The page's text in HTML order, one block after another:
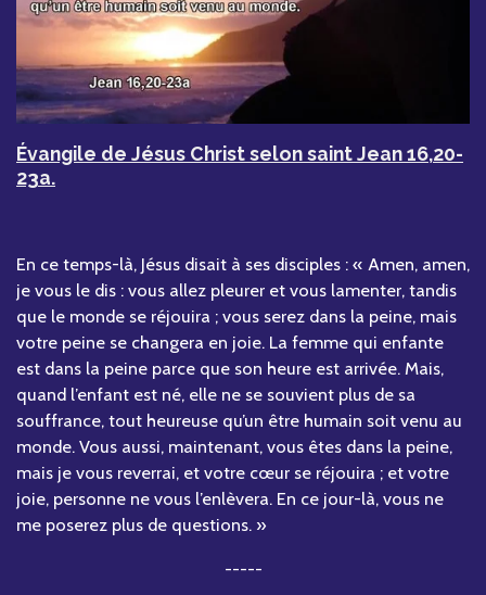
Évangile de Jésus Christ selon saint Jean 16,20-
23a.
En ce temps-là, Jésus disait à ses disciples : « Amen, amen,
je vous le dis : vous allez pleurer et vous lamenter, tandis
que le monde se réjouira ; vous serez dans la peine, mais
votre peine se changera en joie. La femme qui enfante
est dans la peine parce que son heure est arrivée. Mais,
quand l’enfant est né, elle ne se souvient plus de sa
souffrance, tout heureuse qu’un être humain soit venu au
monde. Vous aussi, maintenant, vous êtes dans la peine,
mais je vous reverrai, et votre cœur se réjouira ; et votre
joie, personne ne vous l’enlèvera. En ce jour-là, vous ne
me poserez plus de questions. »
-----